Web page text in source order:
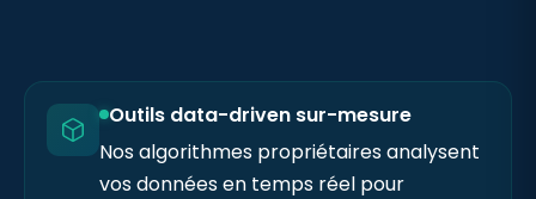
Outils data-driven sur-mesure
Nos algorithmes propriétaires analysent
vos données en temps réel pour